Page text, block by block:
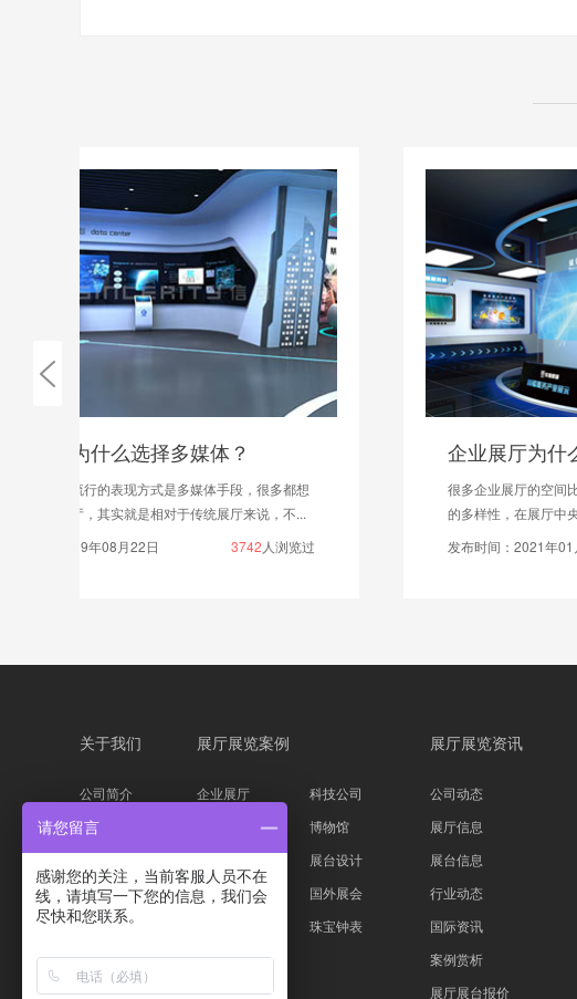
企业展厅为什么设计中岛?
很多企业展厅的空间比较大，有些企业展厅会由于产品
的多样性，在展厅中央位置设计几个中岛区域，有些...
发布时间：2021年01月06日
关于我们
公司简介
企业文化
公司资质
服务流程
设计团队
展厅展览案例
企业展厅
科技公司
博物馆
科技展台
展台设计
家具服装
国外展会
珠宝钟表
展厅展览资讯
公司动态
展厅信息
展台信息
行业动态
国际资讯
案例赏析
展厅展台报价
请您留言
感谢您的关注，当前客服人员不在
线，请填写一下您的信息，我们会
尽快和您联系。